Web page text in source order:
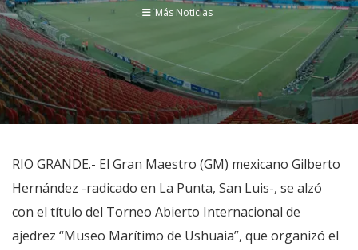
Más Noticias
RIO GRANDE.- El Gran Maestro (GM) mexicano Gilberto
Hernández -radicado en La Punta, San Luis-, se alzó
con el título del Torneo Abierto Internacional de
ajedrez “Museo Marítimo de Ushuaia”, que organizó el